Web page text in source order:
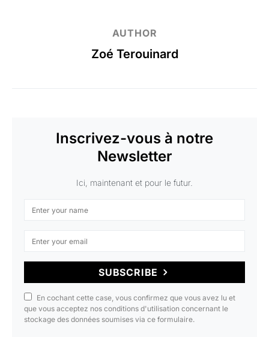
AUTHOR
Zoé Terouinard
Inscrivez-vous à notre
Newsletter
Ici, maintenant et pour le futur.
SUBSCRIBE
En cochant cette case, vous confirmez que vous avez lu et
que vous acceptez nos conditions d'utilisation concernant le
stockage des données soumises via ce formulaire.